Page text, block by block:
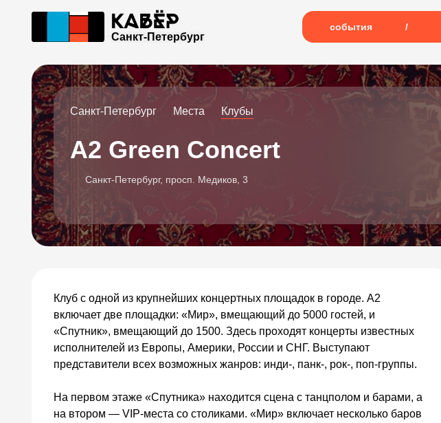
Санкт-Петербург
события /
Санкт-Петербург Места Клубы
A2 Green Concert
Санкт-Петербург, просп. Медиков, 3
Клуб с одной из крупнейших концертных площадок в городе. А2
включает две площадки: «Мир», вмещающий до 5000 гостей, и
«Спутник», вмещающий до 1500. Здесь проходят концерты известных
исполнителей из Европы, Америки, России и СНГ. Выступают
представители всех возможных жанров: инди-, панк-, рок-, поп-группы.
На первом этаже «Спутника» находится сцена с танцполом и барами, а
на втором — VIP-места со столиками. «Мир» включает несколько баров